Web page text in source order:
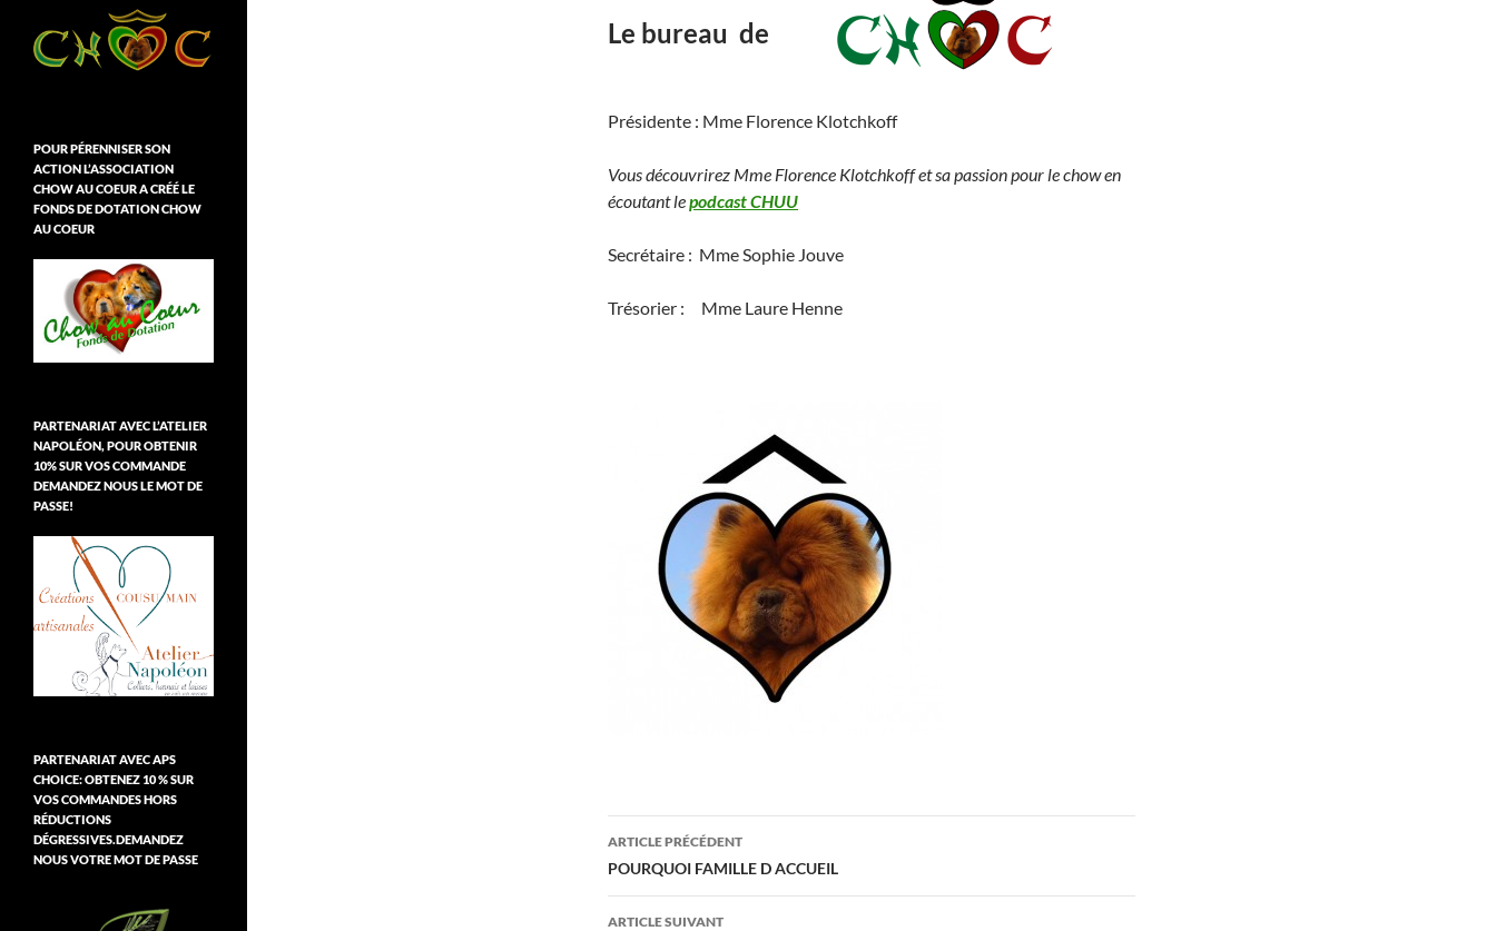
Le bureau de
Présidente : Mme Florence Klotchkoff
Vous découvrirez Mme Florence Klotchkoff et sa passion pour le chow en
écoutant lepodcast CHUU
Secrétaire : Mme Sophie Jouve
Trésorier : Mme Laure Henne
Navigation
des
articles
ARTICLE PRÉCÉDENT
POURQUOI FAMILLE D ACCUEIL
ARTICLE SUIVANT
POUR PÉRENNISER SON
ACTION L’ASSOCIATION
CHOW AU COEUR A CRÉÉ LE
FONDS DE DOTATION CHOW
AU COEUR
PARTENARIAT AVEC L’ATELIER
NAPOLÉON, POUR OBTENIR
10% SUR VOS COMMANDE
DEMANDEZ NOUS LE MOT DE
PASSE!
PARTENARIAT AVEC APS
CHOICE: OBTENEZ 10 % SUR
VOS COMMANDES HORS
RÉDUCTIONS
DÉGRESSIVES.DEMANDEZ
NOUS VOTRE MOT DE PASSE